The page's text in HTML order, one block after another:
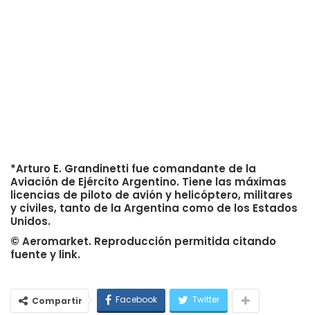
*Arturo E. Grandinetti fue comandante de la
Aviación de Ejército Argentino. Tiene las máximas
licencias de piloto de avión y helicóptero, militares
y civiles, tanto de la Argentina como de los Estados
Unidos.
© Aeromarket. Reproducción permitida citando
fuente y link.
Compartir Facebook Twitter